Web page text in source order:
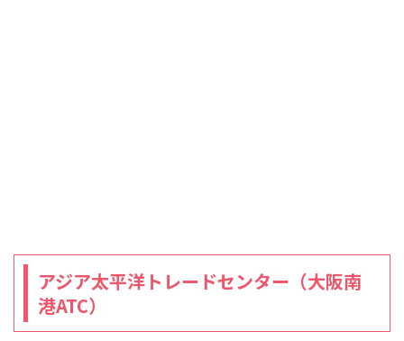
アジア太平洋トレードセンター（大阪南
港ATC）